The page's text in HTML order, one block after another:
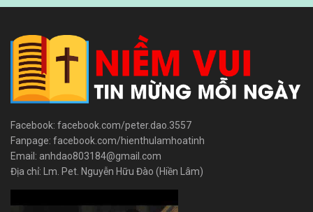
Facebook: facebook.com/peter.dao.3557
Fanpage: facebook.com/hienthulamhoatinh
Email: anhdao803184@gmail.com
Địa chỉ: Lm. Pet. Nguyễn Hữu Đào (Hiền Lâm)